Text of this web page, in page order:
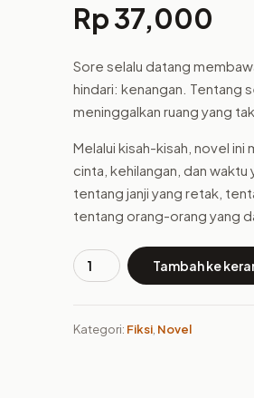
Rp37,000
Sore selalu datang
hindari: kenangan. Tentang
meninggalkan ruang yang tak
Melalui kisah-kisah, novel
cinta, kehilangan, dan
tentang janji yang retak,
tentang orang-orang yang
Kuantitas
Kepergian
Tambah ke
Kategori: Fiksi Novel